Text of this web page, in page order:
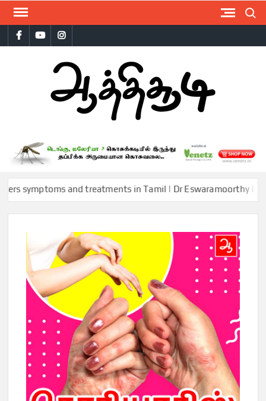
Skip
contentFacebookYoutubeInstagram
and treatments in Tamil | Dr Eswaramoorthy |